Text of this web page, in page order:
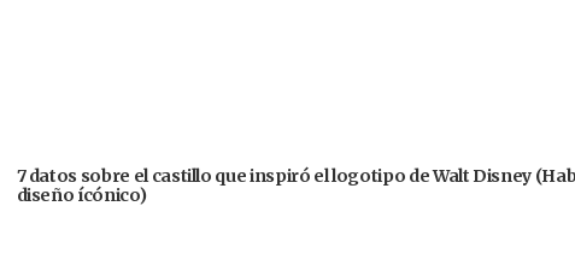
7 datos sobre el castillo que inspiró el logotipo de Walt Disney
diseño ícónico)